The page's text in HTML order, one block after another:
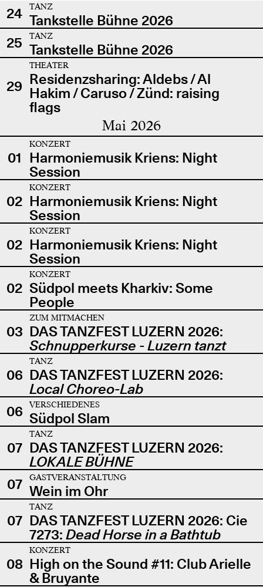
24
TANZ
Tankstelle Bühne 2026
25
TANZ
Tankstelle Bühne 2026
29
THEATER
Residenzsharing: Aldebs / Al
Hakim / Caruso / Zünd: raising
flags
Mai 2026
01
KONZERT
Harmoniemusik Kriens: Night
Session
02
KONZERT
Harmoniemusik Kriens: Night
Session
02
KONZERT
Harmoniemusik Kriens: Night
Session
02
KONZERT
Südpol meets Kharkiv: Some
People
03
ZUM MITMACHEN
DAS TANZFEST LUZERN 2026:
Schnupperkurse - Luzern tanzt
06
TANZ
DAS TANZFEST LUZERN 2026:
Local Choreo-Lab
06
VERSCHIEDENES
Südpol Slam
07
TANZ
DAS TANZFEST LUZERN 2026:
LOKALE BÜHNE
07
GASTVERANSTALTUNG
Wein im Ohr
07
TANZ
DAS TANZFEST LUZERN 2026: Cie
7273: Dead Horse in a Bathtub
08
KONZERT
High on the Sound #11: Club Arielle
& Bruyante